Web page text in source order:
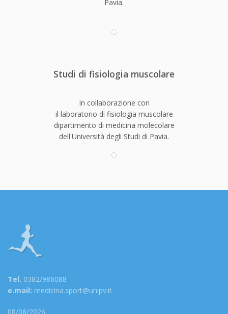
Pavia.
Studi di fisiologia muscolare
In collaborazione con
il laboratorio di fisiologia muscolare
dipartimento di medicina molecolare
dell'Università degli Studi di Pavia.
Tel. 0382/986088
e.mail: medicina.sport@unipv.it
08/08/2026